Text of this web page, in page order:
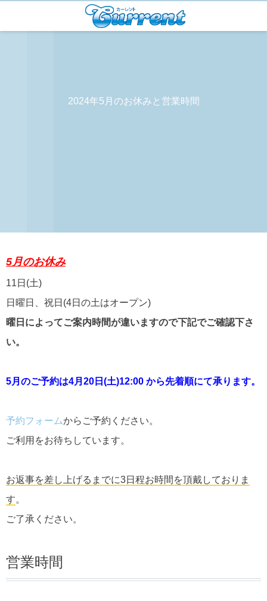
2024年5月のお休みと営業時間
5月のお休み
11日(土)
日曜日、祝日(4日の土はオープン)
曜日によってご案内時間が違いますので下記でご確認下さ
い。
5月のご予約は4月20日(土)12:00 から先着順にて承ります。
予約フォームからご予約ください。
ご利用をお待ちしています。
お返事を差し上げるまでに3日程お時間を頂戴しておりま
す。
ご了承ください。
営業時間